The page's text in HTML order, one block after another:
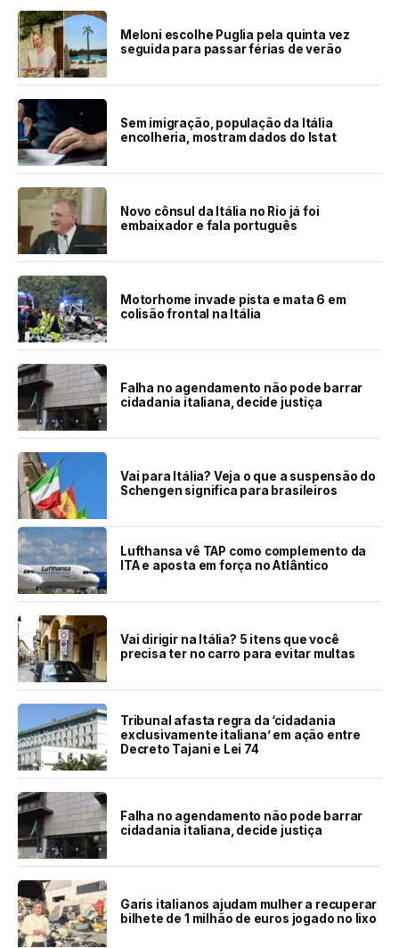
Meloni escolhe Puglia pela quinta vez
seguida para passar férias de verão
Sem imigração, população da Itália
encolheria, mostram dados do Istat
Novo cônsul da Itália no Rio já foi
embaixador e fala português
Motorhome invade pista e mata 6 em
colisão frontal na Itália
Falha no agendamento não pode barrar
cidadania italiana, decide justiça
Vai para Itália? Veja o que a suspensão do
Schengen significa para brasileiros
Lufthansa vê TAP como complemento da
ITA e aposta em força no Atlântico
Vai dirigir na Itália? 5 itens que você
precisa ter no carro para evitar multas
Tribunal afasta regra da ‘cidadania
exclusivamente italiana’ em ação entre
Decreto Tajani e Lei 74
Falha no agendamento não pode barrar
cidadania italiana, decide justiça
Garis italianos ajudam mulher a recuperar
bilhete de 1 milhão de euros jogado no lixo